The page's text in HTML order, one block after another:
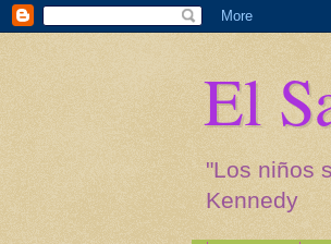
El
"Los niños
Kennedy